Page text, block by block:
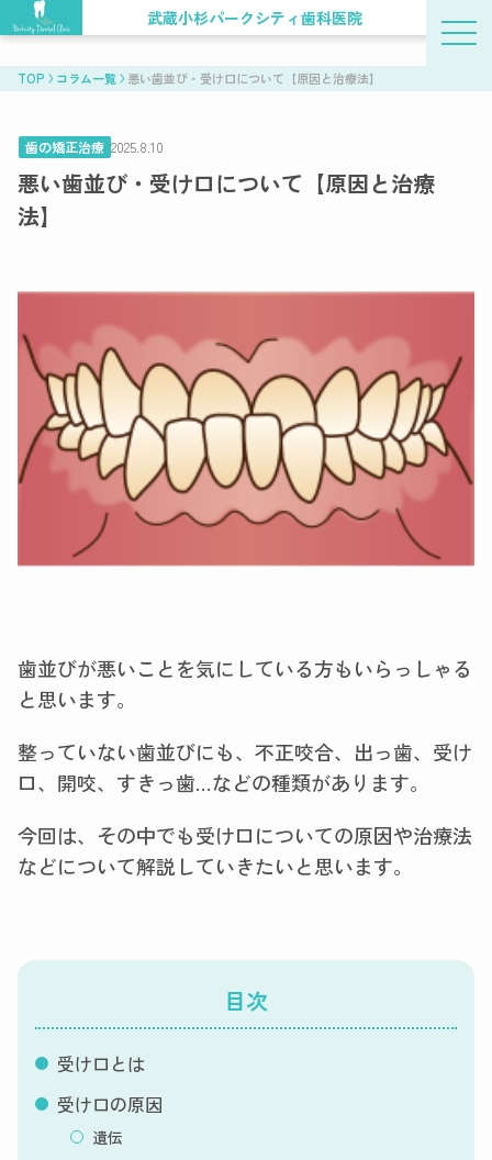
武蔵小杉パークシティ歯科医院
TOP コラム一覧 悪い歯並び・受け口について【原因と治療法】
悪い歯並び・受け口について【原因と治療
法】
歯の矯正治療 2025.8.10
歯並びが悪いことを気にしている方もいらっしゃる
と思います。
整っていない歯並びにも、不正咬合、出っ歯、受け
口、開咬、すきっ歯…などの種類があります。
今回は、その中でも受け口についての原因や治療法
などについて解説していきたいと思います。
目次
受け口とは
受け口の原因
遺伝